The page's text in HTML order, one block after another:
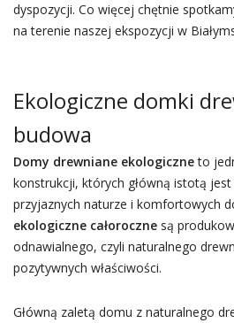
dyspozycji. Co więcej chętnie
na terenie naszej ekspozycji w
Ekologiczne domki
budowa
Domy drewniane ekologiczneto
konstrukcji, których główną istotą
przyjaznych naturze i komfortowych
ekologiczne całorocznesą
odnawialnego, czyli naturalnego
pozytywnych właściwości.
Główną zaletą domu z naturalnego